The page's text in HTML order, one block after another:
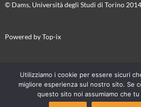
© Dams, Università degli Studi di Torino 2014
Powered by Top-ix
CinemaUtilizziamo i cookie per essere sicuri
migliore esperienza sul nostro sito. Se
questo sito noi assumiamo che